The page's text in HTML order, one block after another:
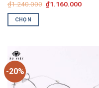
₫1.240.000 Giá
gốc
₫1.160.000Giá
CHỌN
này
có
nhiều
biến
-20%